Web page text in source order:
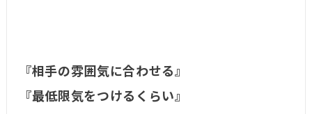
『相手の雰囲気に合わせる』
『最低限気をつけるくらい』